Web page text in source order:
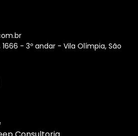
- 3º andar - Vila Olímpia, São